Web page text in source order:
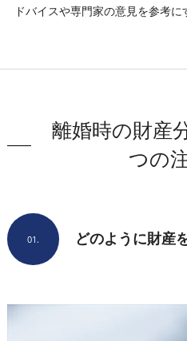
ドバイスや専門家の意見を参考に
離婚時の財産
つの
どのように財産
01.